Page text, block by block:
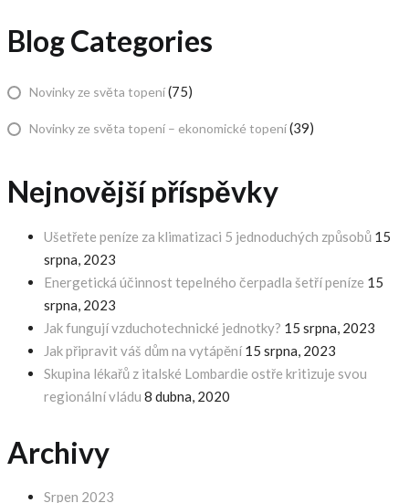
Blog Categories
Novinky ze světa topení(75)
Novinky ze světa topení – ekonomické topení(39)
Nejnovější příspěvky
Ušetřete peníze za klimatizaci 5 jednoduchých způsobů 15
srpna, 2023
Energetická účinnost tepelného čerpadla šetří peníze 15
srpna, 2023
Jak fungují vzduchotechnické jednotky? 15 srpna, 2023
Jak připravit váš dům na vytápění 15 srpna, 2023
Skupina lékařů z italské Lombardie ostře kritizuje svou
regionální vládu 8 dubna, 2020
Archivy
Srpen 2023